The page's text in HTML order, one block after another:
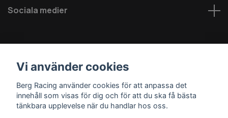
Sociala medier
© 2026 Berg MC AB - Alla rättigheter reserverade
Vi använder cookies
Berg Racing använder cookies för att anpassa det
innehåll som visas för dig och för att du ska få bästa
tänkbara upplevelse när du handlar hos oss.